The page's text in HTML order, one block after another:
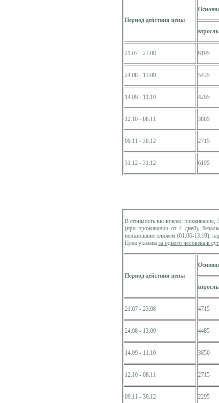
Период действия цены
21.07 - 23.08 6195
24.08 - 13.09 5435
14.09 - 11.10 4295
12.10 - 08.11 3805
09.11 - 30.12 2715
31.12 - 31.12 6195
В стоимость включено: проживание,
(при проживании от 4 дней),
пользование пляжем (01.06-13.10),
Цена указана за одного человека в
Период действия цены
21.07 - 23.08 4715
24.08 - 13.09 4485
14.09 - 11.10 3850
12.10 - 08.11 2715
09.11 - 30.12 2295